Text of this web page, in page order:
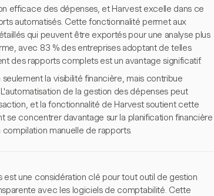
efficace des dépenses, et Harvest excelle dans ce
automatisés. Cette fonctionnalité permet aux
qui peuvent être exportés pour une analyse plus
avec 83 % des entreprises adoptant de telles
des rapports complets est un avantage significatif.
la visibilité financière, mais contribue
de la gestion des dépenses peut
et la fonctionnalité de Harvest soutient cette
se concentrer davantage sur la planification financière
manuelle de rapports.
une considération clé pour tout outil de gestion
avec les logiciels de comptabilité. Cette